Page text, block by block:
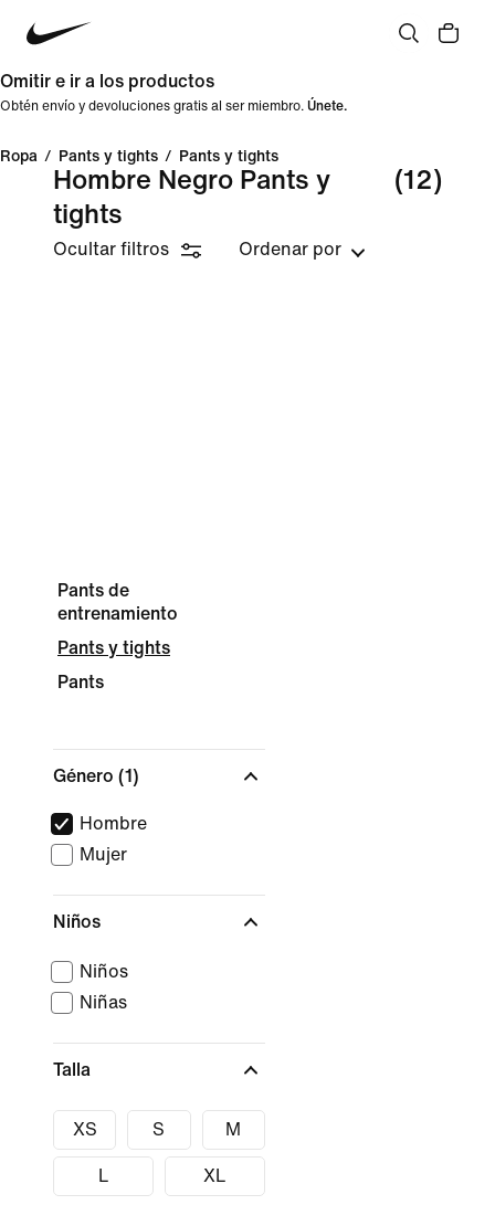
Omitir e ir a los productos
Obtén envío y devoluciones gratis al ser miembro. Únete.
Ropa / Pants y tights / Pants y tights
Hombre Negro Pants y
tights
(12)
Ocultar filtros Ordenar por
Pants de
entrenamiento
Pants y tights
Pants
Género (1)
Hombre
Mujer
Niños
Niños
Niñas
Talla
XS S M
L XL